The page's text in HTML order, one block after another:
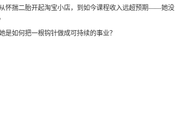
怀揣二胎开起淘宝小店，到如今课程收入远超预期——她没
如何把一根钩针做成可持续的事业？